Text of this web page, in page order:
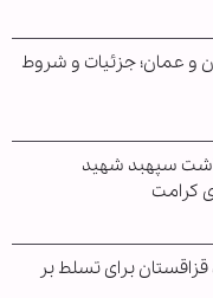
و عمان؛ جزئیات و شروط
سپهبد شهید
کرامت
قزاقستان برای تسلط بر